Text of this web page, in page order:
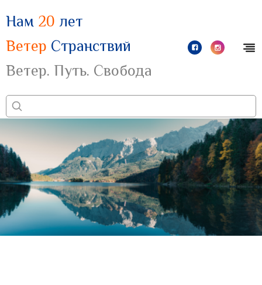
Нам 20 лет
Ветер Странствий
Ветер. Путь. Свобода